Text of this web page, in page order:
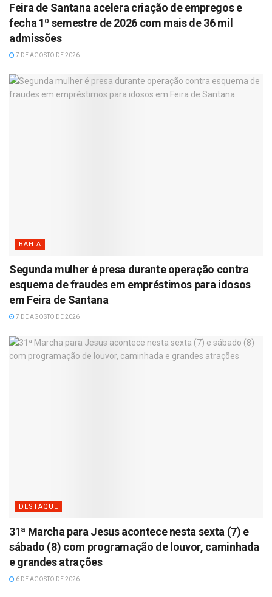
Feira de Santana acelera criação de empregos e
fecha 1º semestre de 2026 com mais de 36 mil
admissões
7 DE AGOSTO DE 2026
BAHIA
Segunda mulher é presa durante operação contra
esquema de fraudes em empréstimos para idosos
em Feira de Santana
7 DE AGOSTO DE 2026
DESTAQUE
31ª Marcha para Jesus acontece nesta sexta (7) e
sábado (8) com programação de louvor, caminhada
e grandes atrações
6 DE AGOSTO DE 2026